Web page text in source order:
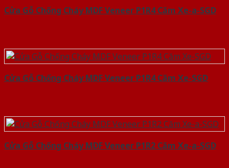
Cửa Gỗ Chống Cháy MDF Veneer P1R4 Căm Xe-a-SGD
Cửa Gỗ Chống Cháy MDF Veneer P1R4 Căm Xe-SGD
Cửa Gỗ Chống Cháy MDF Veneer P1R2 Căm Xe-a-SGD